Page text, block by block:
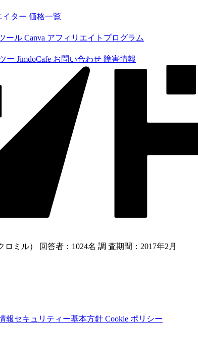
イター 価格一覧
ール Canva アフィリエイトプログラム
ー JimdoCafe お問い合わせ 障害情報
ミル） 回答者：1024名 調 査期間：2017年2月
報セキュリティー基本方針 Cookie ポリシー